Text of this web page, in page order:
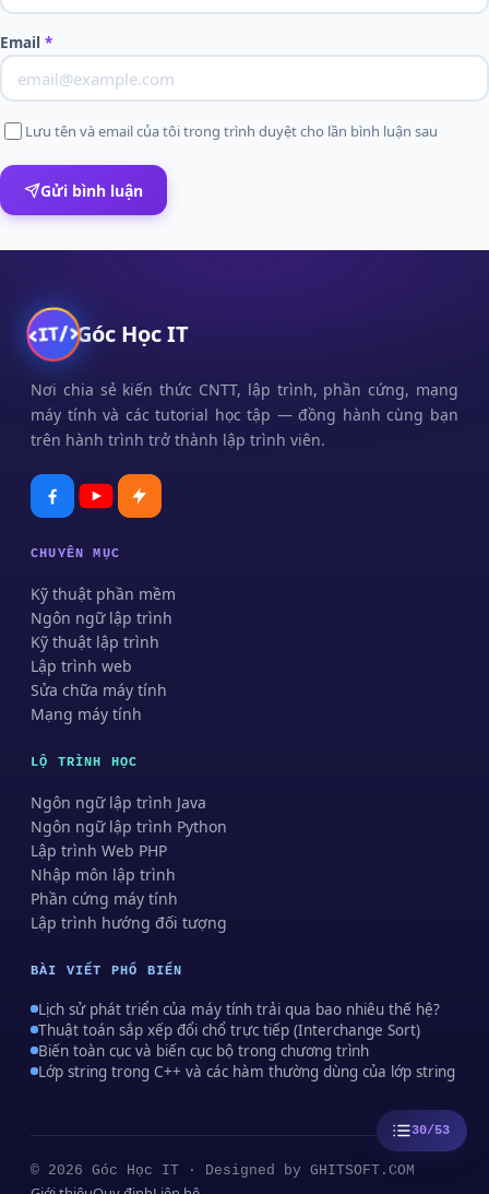
Email *
Lưu tên và email của tôi trong trình duyệt cho lần bình luận sau
Gửi bình luận
Góc Học IT
Nơi chia sẻ kiến thức CNTT, lập trình, phần cứng, mạng
máy tính và các tutorial học tập — đồng hành cùng bạn
trên hành trình trở thành lập trình viên.
CHUYÊN MỤC
Kỹ thuật phần mềm
Ngôn ngữ lập trình
Kỹ thuật lập trình
Lập trình web
Sửa chữa máy tính
Mạng máy tính
LỘ TRÌNH HỌC
Ngôn ngữ lập trình Java
Ngôn ngữ lập trình Python
Lập trình Web PHP
Nhập môn lập trình
Phần cứng máy tính
Lập trình hướng đối tượng
BÀI VIẾT PHỔ BIẾN
Lịch sử phát triển của máy tính trải qua bao nhiêu thế hệ?
Thuật toán sắp xếp đổi chổ trực tiếp (Interchange Sort)
Biến toàn cục và biến cục bộ trong chương trình
Lớp string trong C++ và các hàm thường dùng của lớp string
© 2026 Góc Học IT · Designed by GHITSOFT.COM
30/53